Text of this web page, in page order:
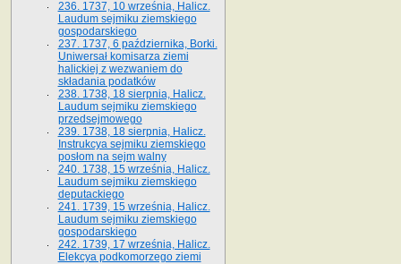
236. 1737, 10 września, Halicz.
Laudum sejmiku ziemskiego
gospodarskiego
237. 1737, 6 października, Borki.
Uniwersał komisarza ziemi
halickiej z wezwaniem do
składania podatków
238. 1738, 18 sierpnia, Halicz.
Laudum sejmiku ziemskiego
przedsejmowego
239. 1738, 18 sierpnia, Halicz.
Instrukcya sejmiku ziemskiego
posłom na sejm walny
240. 1738, 15 września, Halicz.
Laudum sejmiku ziemskiego
deputackiego
241. 1739, 15 września, Halicz.
Laudum sejmiku ziemskiego
gospodarskiego
242. 1739, 17 września, Halicz.
Elekcya podkomorzego ziemi